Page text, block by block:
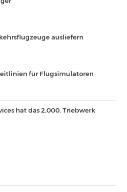
ausliefern
für Flugsimulatoren
hat das 2.000. Triebwerk